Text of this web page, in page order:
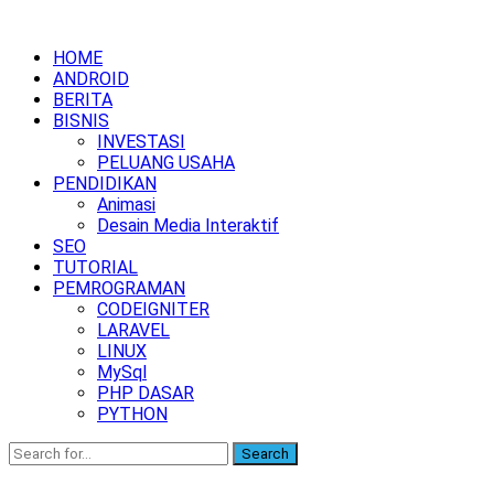
HOME
ANDROID
BERITA
BISNIS
INVESTASI
PELUANG USAHA
PENDIDIKAN
Animasi
Desain Media Interaktif
SEO
TUTORIAL
PEMROGRAMAN
CODEIGNITER
LARAVEL
LINUX
MySql
PHP DASAR
PYTHON
Search